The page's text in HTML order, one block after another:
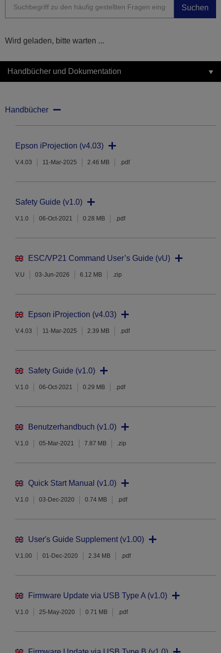
Suchen
Wird geladen, bitte warten ...
Handbücher und Dokumentation
Handbücher
Epson iProjection (v4.03)
V.4.03 11-Mar-2025 2.46 MB .pdf
Safety Guide (v1.0)
V.1.0 06-Oct-2021 0.28 MB .pdf
ESC/VP21 Command User’s Guide (vU)
V.U 03-Jun-2026 6.12 MB .zip
Epson iProjection (v4.03)
V.4.03 11-Mar-2025 2.39 MB .pdf
Safety Guide (v1.0)
V.1.0 06-Oct-2021 0.29 MB .pdf
Benutzerhandbuch (v1.0)
V.1.0 05-Mar-2021 7.87 MB .zip
Quick Start Manual (v1.0)
V.1.0 03-Dec-2020 0.74 MB .pdf
User's Guide Supplement (v1.00)
V.1.00 01-Dec-2020 2.34 MB .pdf
Firmware Update via USB Type A (v1.0)
V.1.0 25-May-2020 0.71 MB .pdf